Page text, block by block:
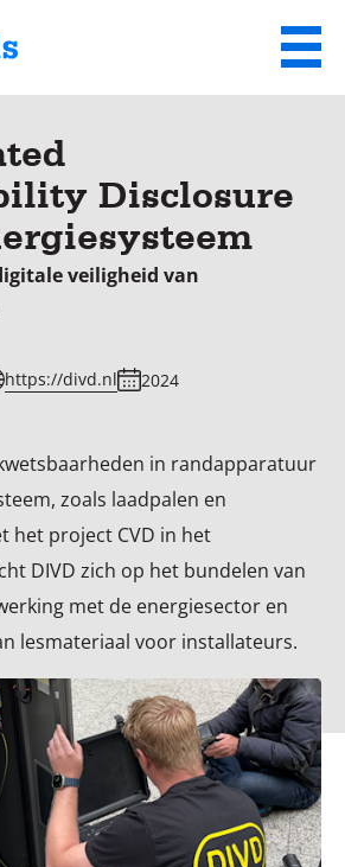
over en ga naar de inhoud
Menu
Disclosure
veiligheid van
https://divd.nl
2024
in randapparatuur
zoals laadpalen en
het project CVD in het
DIVD zich op het bundelen van
met de energiesector en
lesmateriaal voor installateurs.